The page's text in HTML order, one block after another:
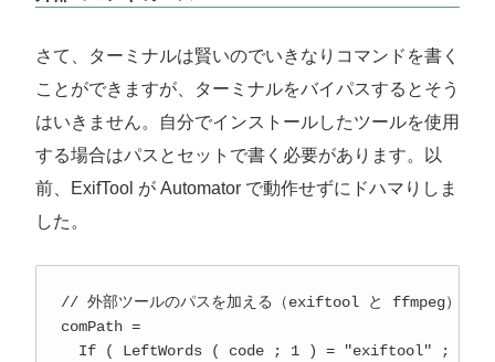
さて、ターミナルは賢いのでいきなりコマンドを書く
ことができますが、ターミナルをバイパスするとそう
はいきません。自分でインストールしたツールを使用
する場合はパスとセットで書く必要があります。以
前、ExifTool が Automator で動作せずにドハマりしま
した。
// 外部ツールのパスを加える（exiftool と ffmpeg）
comPath =
If ( LeftWords ( code ; 1 ) = "exiftool" ;